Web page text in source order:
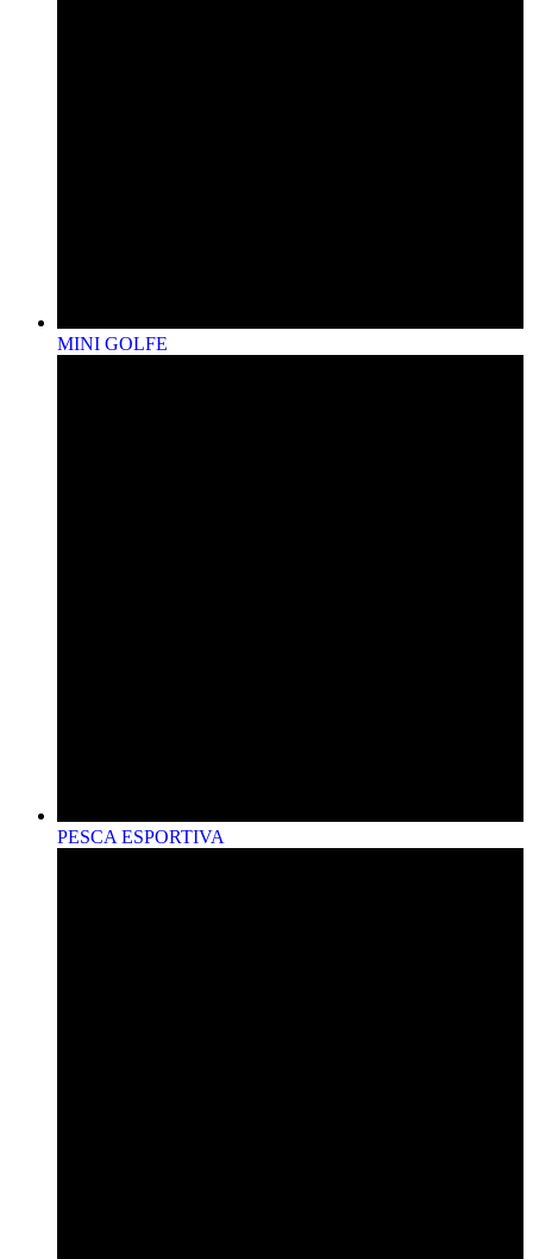
MINI GOLFE
PESCA ESPORTIVA